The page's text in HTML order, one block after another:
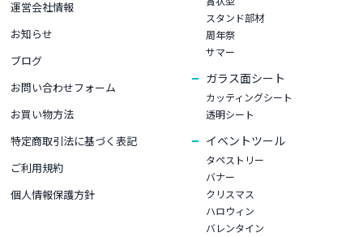
運営会社情報
お知らせ
ブログ
お問い合わせフォーム
お買い物⽅法
特定商取引法に基づく表記
ご利⽤規約
個⼈情報保護⽅針
スタンド部材
周年祭
サマー
ガラス面シート
カッティングシート
透明シート
イベントツール
タペストリー
バナー
クリスマス
ハロウィン
バレンタイン